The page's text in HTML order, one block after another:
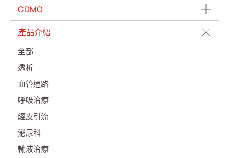
CDMO
產品介紹
全部
透析
血管通路
呼吸治療
經皮引流
泌尿科
輸液治療